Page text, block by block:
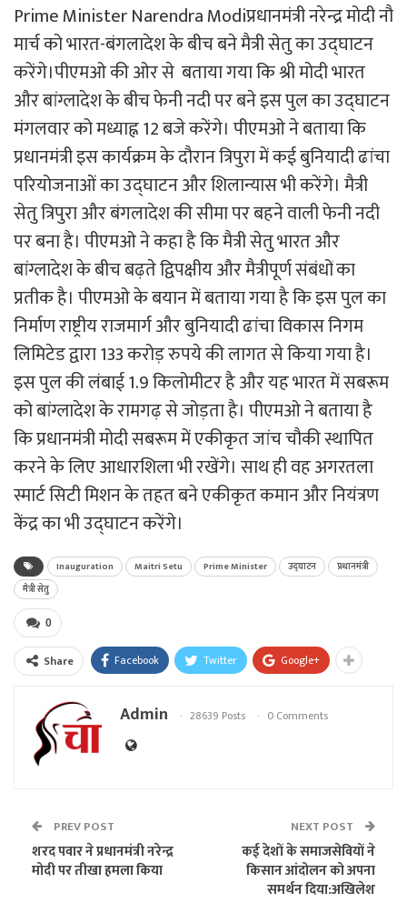
Prime Minister Narendra Modiप्रधानमंत्री नरेन्द्र मोदी नौ
मार्च को भारत-बंगलादेश के बीच बने मैत्री सेतु का उद्घाटन
करेंगे।पीएमओ की ओर से बताया गया कि श्री मोदी भारत
और बांग्लादेश के बीच फेनी नदी पर बने इस पुल का उद्घाटन
मंगलवार को मध्याह्न 12 बजे करेंगे। पीएमओ ने बताया कि
प्रधानमंत्री इस कार्यक्रम के दौरान त्रिपुरा में कई बुनियादी ढांचा
परियोजनाओं का उद्घाटन और शिलान्यास भी करेंगे। मैत्री
सेतु त्रिपुरा और बंगलादेश की सीमा पर बहने वाली फेनी नदी
पर बना है। पीएमओ ने कहा है कि मैत्री सेतु भारत और
बांग्लादेश के बीच बढ़ते द्विपक्षीय और मैत्रीपूर्ण संबंधों का
प्रतीक है। पीएमओ के बयान में बताया गया है कि इस पुल का
निर्माण राष्ट्रीय राजमार्ग और बुनियादी ढांचा विकास निगम
लिमिटेड द्वारा 133 करोड़ रुपये की लागत से किया गया है।
इस पुल की लंबाई 1.9 किलोमीटर है और यह भारत में सबरूम
को बांग्लादेश के रामगढ़ से जोड़ता है। पीएमओ ने बताया है
कि प्रधानमंत्री मोदी सबरूम में एकीकृत जांच चौकी स्थापित
करने के लिए आधारशिला भी रखेंगे। साथ ही वह अगरतला
स्मार्ट सिटी मिशन के तहत बने एकीकृत कमान और नियंत्रण
केंद्र का भी उद्घाटन करेंगे।
Inauguration Maitri Setu Prime Minister उद्घाटन
प्रधानमंत्री
मैत्री सेतु
0
Share Facebook Twitter Google+
Admin 28639 Posts 0 Comments
PREV POST
शरद पवार ने प्रधानमंत्री नरेन्द्र
मोदी पर तीखा हमला किया
NEXT POST
कई देशों के समाजसेवियों ने
किसान आंदोलन को अपना
समर्थन दिया:अखिलेश